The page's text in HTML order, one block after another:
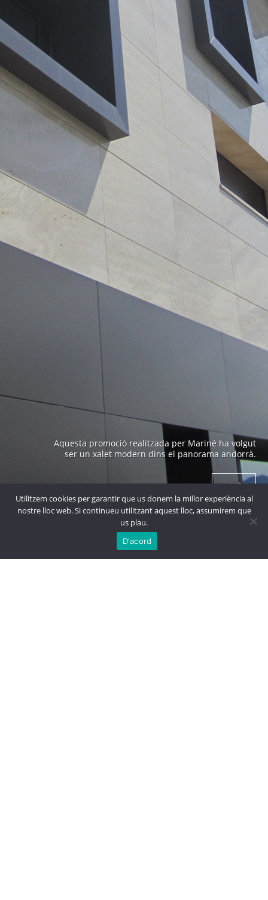
Aquesta promoció realitzada per Mariné ha volgut
ser un xalet modern dins el panorama andorrà.
+ info
Edifici emblemàtic a Andorra construït als anys 70 i
obra de un arquitecte prestigiós com es en Ricard
Bofill.
+ info
PROJECTES
Utilitzem cookies per garantir que us donem la millor experiència al
nostre lloc web. Si continueu utilitzant aquest lloc, assumirem que
us plau.
D'acord